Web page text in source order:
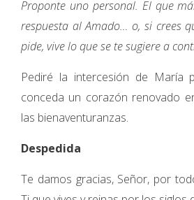
Proponte uno personal. El que
respuesta al Amado… o, si crees
pide, vive lo que se te sugiere a
Pediré la intercesión de María
conceda un corazón renovado
las bienaventuranzas.
Despedida
Te damos gracias, Señor, por